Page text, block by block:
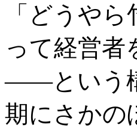
「どうや
って経営者
――という
期にさかの